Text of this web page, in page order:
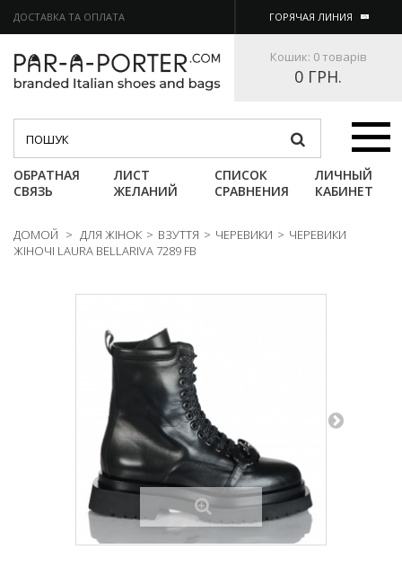
ДОСТАВКА ТА ОПЛАТА ГОРЯЧАЯ ЛИНИЯ
Кошик: 0 товарів
0 ГРН.
Категории
ОБРАТНАЯ
СВЯЗЬ
ЛИСТ
ЖЕЛАНИЙ
СПИСОК
СРАВНЕНИЯ
ЛИЧНЫЙ
КАБИНЕТ
ДОМОЙ > ДЛЯ ЖІНОК > ВЗУТТЯ > ЧЕРЕВИКИ > ЧЕРЕВИКИ
ЖІНОЧІ LAURA BELLARIVA 7289 FB